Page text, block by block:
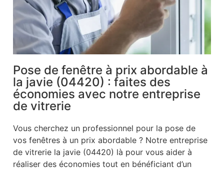
Pose de fenêtre à prix abordable à
la javie (04420) : faites des
économies avec notre entreprise
de vitrerie
Vous cherchez un professionnel pour la pose de
vos fenêtres à un prix abordable ? Notre entreprise
de vitrerie la javie (04420) là pour vous aider à
réaliser des économies tout en bénéficiant d’un